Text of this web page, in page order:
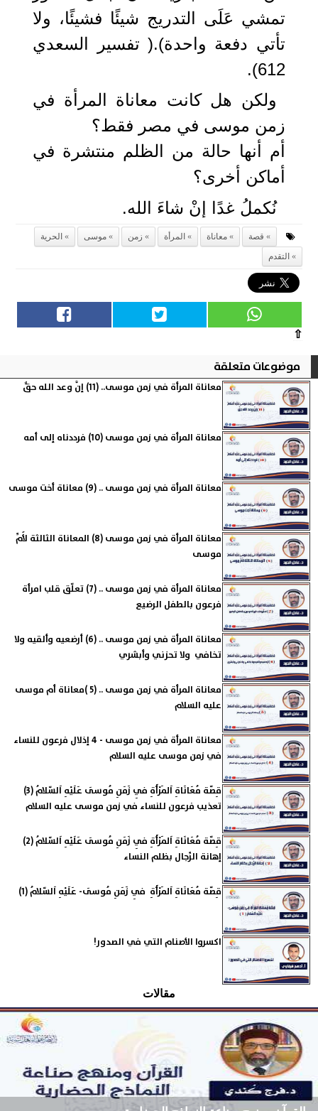
تمشي عَلَى التدريج شيئًا فشيئًا، ولا
تأتي دفعة واحدة).( تفسير السعدي
612).
ولكن هل كانت معاناة المرأة في
زمن موسى في مصر فقط؟
أم أنها حالة من الظلم منتشرة في
أماكن أخرى؟
نُكملُ غدًا إنْ شاءَ الله.
قصة معاناة المرأة زمن موسى
الحرية
التقدم
⇧
موضوعات متعلقة
معاناة المرأة في زمن موسى.. (11) إنَّ وعد الله حقٌّ
معاناة المرأة في زمن موسى (10) فرددناه إلى أمه
معاناة المرأة في زمن موسى .. (9) معاناة أخت موسى
معاناة المرأة في زمن موسى (8) المعاناة الثالثة لأُمِّ
موسى
معاناة المرأة في زمن موسى .. (7) تعلّق قلب امرأة
فرعون بالطفل الرضيع
معاناة المرأة في زمن موسى .. (6) أرضعيه وألقيه ولا
تخافي ولا تحزني وأبشري
معاناة المرأة في زمن موسى .. (5 )معاناة أم موسى
عليه السلام
معاناة المرأة في زمن موسى - 4 إذلال فرعون للنساء
في زمن موسى عليه السلام
قِصّة مُعَانَاةِ اَلمَرْأَةِ فِي زَمَنِ مُوسَى عَلَيْهِ اَلسّلامُ (3)
تعذيب فرعون للنساء في زمن موسى عليه السلام
قِصّة مُعَانَاةِ اَلمَرْأَةِ فِي زَمَنِ مُوسَى عَلَيْهِ اَلسّلامُ (2)
إهانة الرِّجال بظلم النساء
قِصّة مُعَانَاةِ اَلمَرْأَةِ فِي زَمَنِ مُوسَى- عَلَيْهِ اَلسّلامُ (1)
اكسروا الأصنام التي في الصدور!
مقالات